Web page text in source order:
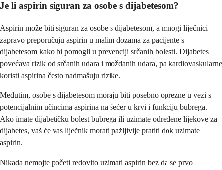
Je li aspirin siguran za osobe s dijabetesom?
Aspirin može biti siguran za osobe s dijabetesom, a mnogi liječnici
zapravo preporučuju aspirin u malim dozama za pacijente s
dijabetesom kako bi pomogli u prevenciji srčanih bolesti. Dijabetes
povećava rizik od srčanih udara i moždanih udara, pa kardiovaskularne
koristi aspirina često nadmašuju rizike.
Međutim, osobe s dijabetesom moraju biti posebno oprezne u vezi s
potencijalnim učincima aspirina na šećer u krvi i funkciju bubrega.
Ako imate dijabetičku bolest bubrega ili uzimate određene lijekove za
dijabetes, vaš će vas liječnik morati pažljivije pratiti dok uzimate
aspirin.
Nikada nemojte početi redovito uzimati aspirin bez da se prvo